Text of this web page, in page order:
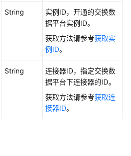
String
实例ID，开通的交换数
据平台实例ID。
获取方法请参考获取实
例ID。
String
连接器ID，指定交换数
据平台下连接器的ID。
获取方法请参考获取连
接器ID。